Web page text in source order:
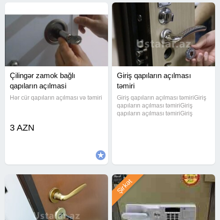
#Замки #СрочноеВскрытиеСейфов #УслугиМастера
Çilingər zamok bağlı
qapıların açılmasi
Hər cür qapıların açılması və təmiri
3 AZN
Giriş qapıların açılması
təmiri
Giriş qapıların açılması təmiriGiriş
qapıların açılması təmiriGiriş
qapıların açılması təmiriGiriş
Şirkət